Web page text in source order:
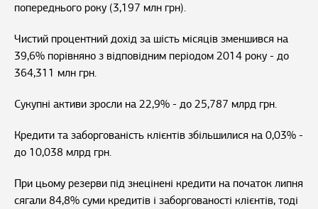
попереднього року (3,197 млн грн).
Чистий процентний дохід за шість місяців зменшився на
39,6% порівняно з відповідним періодом 2014 року - до
364,311 млн грн.
Сукупні активи зросли на 22,9% - до 25,787 млрд грн.
Кредити та заборгованість клієнтів збільшилися на 0,03% -
до 10,038 млрд грн.
При цьому резерви під знецінені кредити на початок липня
сягали 84,8% суми кредитів і заборгованості клієнтів, тоді